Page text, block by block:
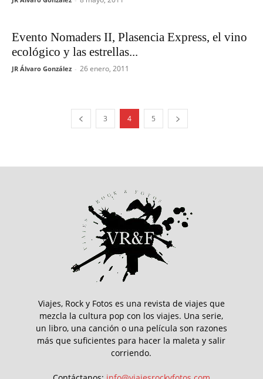
Evento Nomaders II, Plasencia Express, el vino
ecológico y las estrellas...
JR Álvaro González - 26 enero, 2011
3 4 5
Viajes, Rock y Fotos es una revista de viajes que
mezcla la cultura pop con los viajes. Una serie,
un libro, una canción o una película son razones
más que suficientes para hacer la maleta y salir
corriendo.